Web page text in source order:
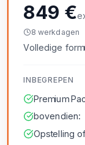
849 €
8 werkdagen
Volledige
INBEGREPEN
Premium
bovendien:
Opstelling